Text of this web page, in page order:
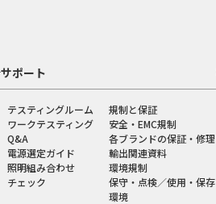
サポート
テスティングルーム
ワークテスティング
Q&A
電源選定ガイド
照明組み合わせ
チェック
規制と保証
安全・EMC規制
各ブランドの保証・修理
輸出関連資料
環境規制
保守・点検／使用・保存
環境